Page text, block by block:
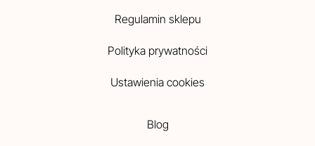
Regulamin sklepu
Polityka prywatności
Ustawienia cookies
Blog